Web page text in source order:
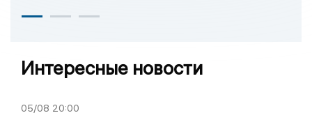
Интересные новости
05/08 20:00